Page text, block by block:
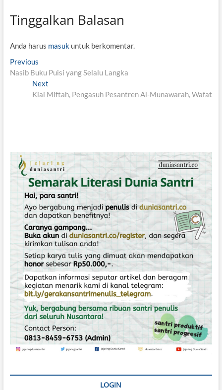
Tinggalkan Balasan
Anda harus masukuntuk berkomentar.
N
a
i
o
Previous
r
e
v
o
s
t
:
Nasib Buku Puisi yang Selalu Langka
Next
e
t
:
Kiai Miftah, Pengasuh Pesantren Al-Munawarah, Wafat
LOGIN